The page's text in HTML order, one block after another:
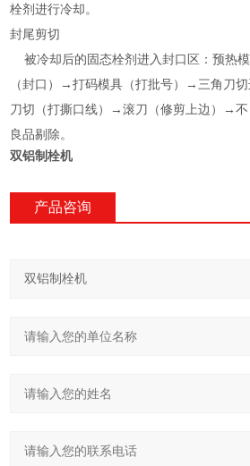
栓剂进行冷却。
封尾剪切
被冷却后的固态栓剂进入封口区：预热
（封口）→打码模具（打批号）→三角刀
刀切（打撕口线）→滚刀（修剪上边）→
良品剔除。
双铝制栓机
产品咨询